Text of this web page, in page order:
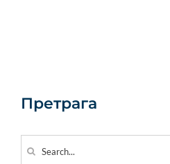
Претрага
for: